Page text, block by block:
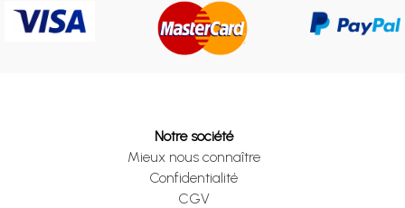
Notre société
Mieux nous connaître
Confidentialité
CGV